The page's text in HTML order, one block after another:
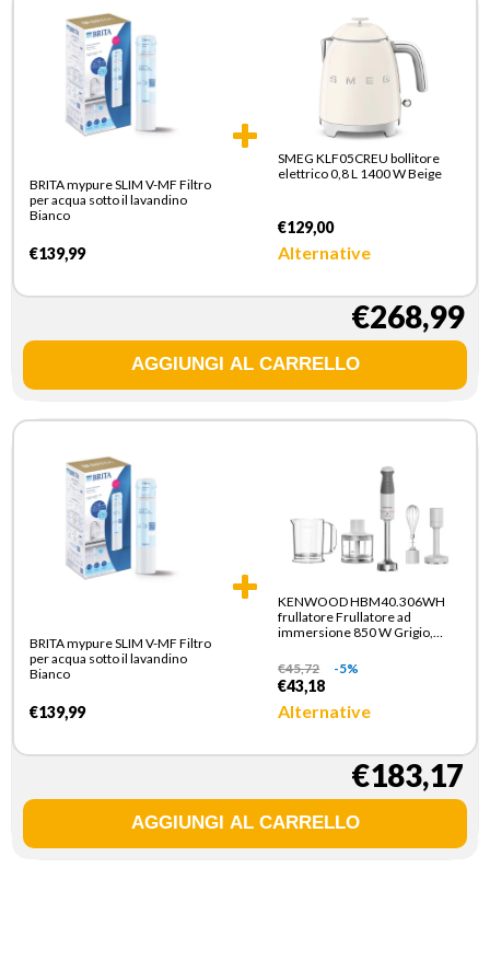
BRITA mypure SLIM V-MF Filtro
per acqua sotto il lavandino
Bianco
€139,99
SMEG KLF05CREU bollitore
elettrico 0,8 L 1400 W Beige
€129,00
Alternative
€268,99
BRITA mypure SLIM V-MF Filtro
per acqua sotto il lavandino
Bianco
€139,99
KENWOOD HBM40.306WH
frullatore Frullatore ad
immersione 850 W Grigio,
€45,72 -5%
€43,18
Alternative
€183,17